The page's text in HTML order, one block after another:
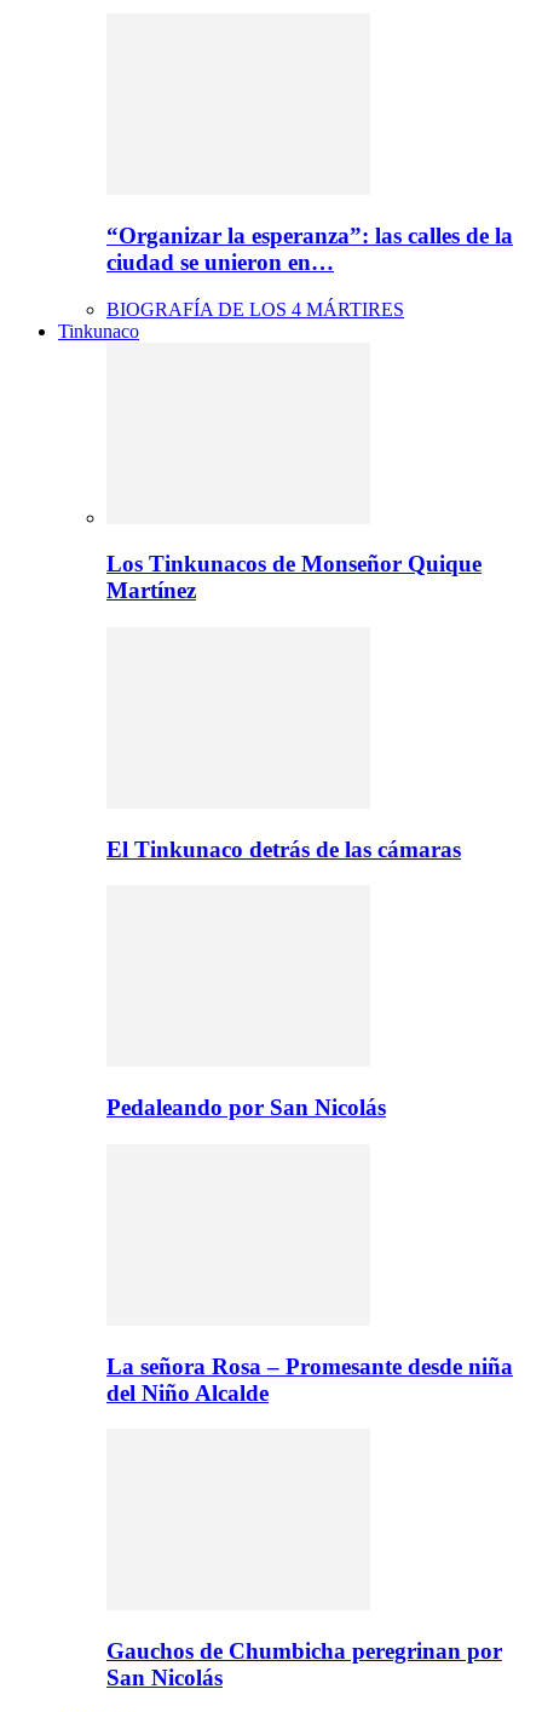
“Organizar la esperanza”: las calles de la
ciudad se unieron en…
BIOGRAFÍA DE LOS 4 MÁRTIRES
Tinkunaco
Los Tinkunacos de Monseñor Quique
Martínez
El Tinkunaco detrás de las cámaras
Pedaleando por San Nicolás
La señora Rosa – Promesante desde niña
del Niño Alcalde
Gauchos de Chumbicha peregrinan por
San Nicolás